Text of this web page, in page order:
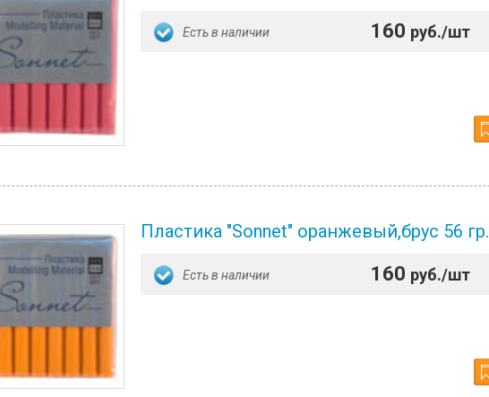
Есть в наличии 160 руб./шт
Пластика "Sonnet" оранжевый,брус 56 гр.
Есть в наличии 160 руб./шт